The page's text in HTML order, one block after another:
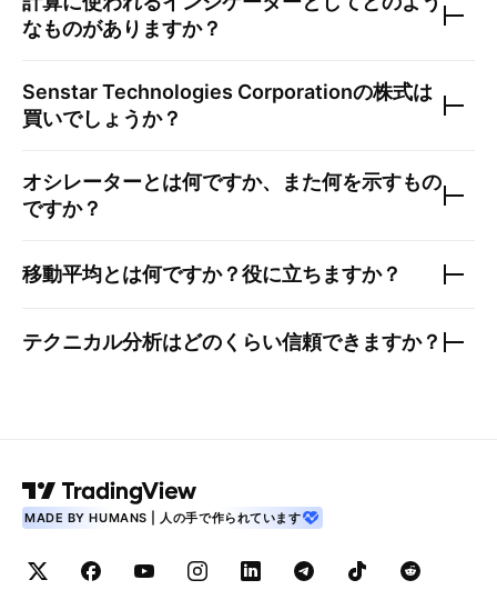
なものがありますか？
Senstar Technologies Corporationの株式は
買いでしょうか？
オシレーターとは何ですか、また何を示すもの
ですか？
移動平均とは何ですか？役に立ちますか？
テクニカル分析はどのくらい信頼できますか？
MADE BY HUMANS | 人の手で作られています